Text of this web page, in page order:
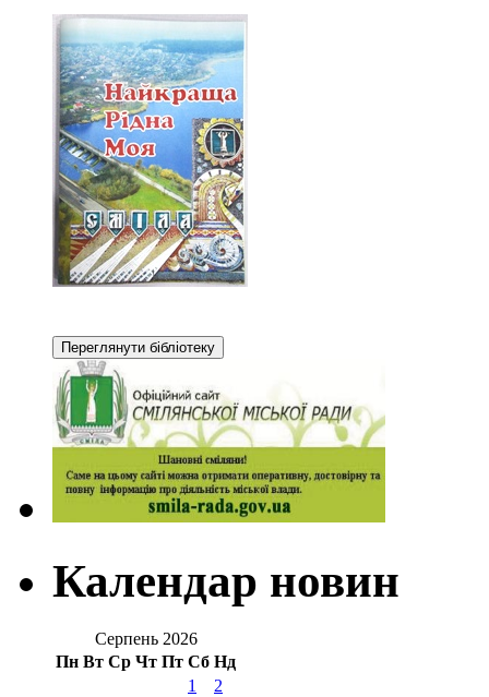
Календар новин
Серпень 2026
Пн Вт Ср Чт Пт Сб Нд
1
2